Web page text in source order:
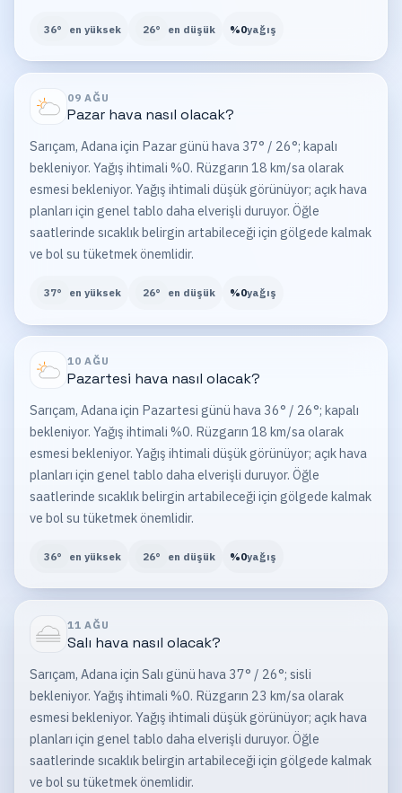
36° en yüksek 26° en düşük %0yağış
09 AĞU
Pazarhava nasıl olacak?
Sarıçam, Adana için Pazar günü hava 37° / 26°; kapalı
bekleniyor. Yağış ihtimali %0. Rüzgarın 18 km/sa olarak
esmesi bekleniyor. Yağış ihtimali düşük görünüyor; açık hava
planları için genel tablo daha elverişli duruyor. Öğle
saatlerinde sıcaklık belirgin artabileceği için gölgede kalmak
ve bol su tüketmek önemlidir.
37° en yüksek 26° en düşük %0yağış
10 AĞU
Pazartesi hava nasıl olacak?
Sarıçam, Adana için Pazartesi günü hava 36° / 26°; kapalı
bekleniyor. Yağış ihtimali %0. Rüzgarın 18 km/sa olarak
esmesi bekleniyor. Yağış ihtimali düşük görünüyor; açık hava
planları için genel tablo daha elverişli duruyor. Öğle
saatlerinde sıcaklık belirgin artabileceği için gölgede kalmak
ve bol su tüketmek önemlidir.
36° en yüksek 26° en düşük %0yağış
11 AĞU
Salı hava nasıl olacak?
Sarıçam, Adana için Salı günü hava 37° / 26°; sisli
bekleniyor. Yağış ihtimali %0. Rüzgarın 23 km/sa olarak
esmesi bekleniyor. Yağış ihtimali düşük görünüyor; açık hava
planları için genel tablo daha elverişli duruyor. Öğle
saatlerinde sıcaklık belirgin artabileceği için gölgede kalmak
ve bol su tüketmek önemlidir.